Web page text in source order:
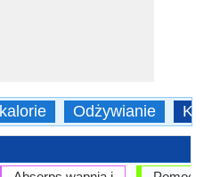
kalorie Odżywianie